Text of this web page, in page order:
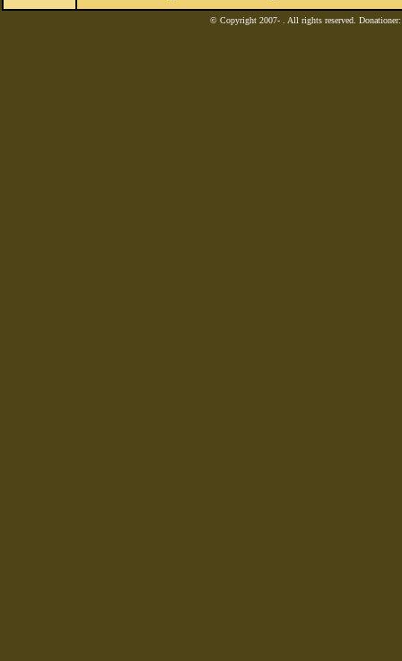
© Copyright 2007- . All rights reserved.